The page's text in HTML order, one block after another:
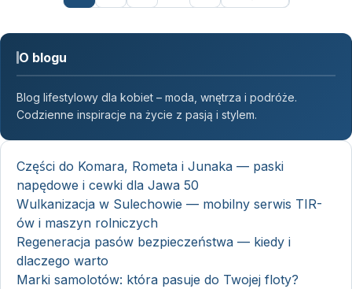
O blogu
Blog lifestylowy dla kobiet – moda, wnętrza i podróże.
Codzienne inspiracje na życie z pasją i stylem.
Części do Komara, Rometa i Junaka — paski
napędowe i cewki dla Jawa 50
Wulkanizacja w Sulechowie — mobilny serwis TIR-
ów i maszyn rolniczych
Regeneracja pasów bezpieczeństwa — kiedy i
dlaczego warto
Marki samolotów: która pasuje do Twojej floty?